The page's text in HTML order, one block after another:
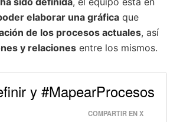
elaborar una gráfica que
de los procesos actuales, así
y relaciones entre los mismos.
y #MapearProcesos
COMPARTIR EN X